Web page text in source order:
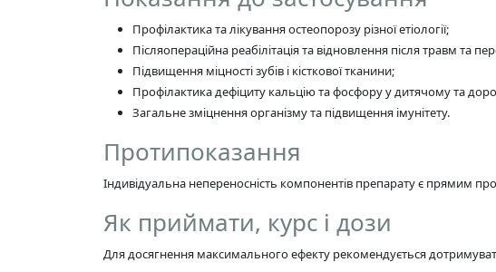
Профілактика та лікування остеопорозу різної етіології;
Післяопераційна реабілітація та відновлення після травм та
Підвищення міцності зубів і кісткової тканини;
Профілактика дефіциту кальцію та фосфору у дитячому та
Загальне зміцнення організму та підвищення імунітету.
Протипоказання
Індивідуальна непереносність компонентів препарату є прямим
Як приймати, курс і дози
Для досягнення максимального ефекту рекомендується